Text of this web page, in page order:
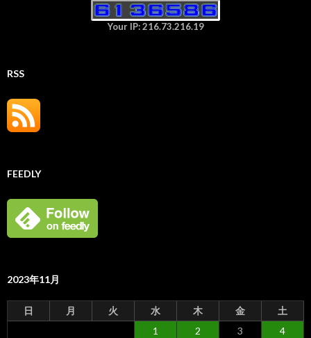
Your IP: 216.73.216.19
RSS
FEEDLY
2023年11月
日 月 火 水 木 金 土
1 2 3
4